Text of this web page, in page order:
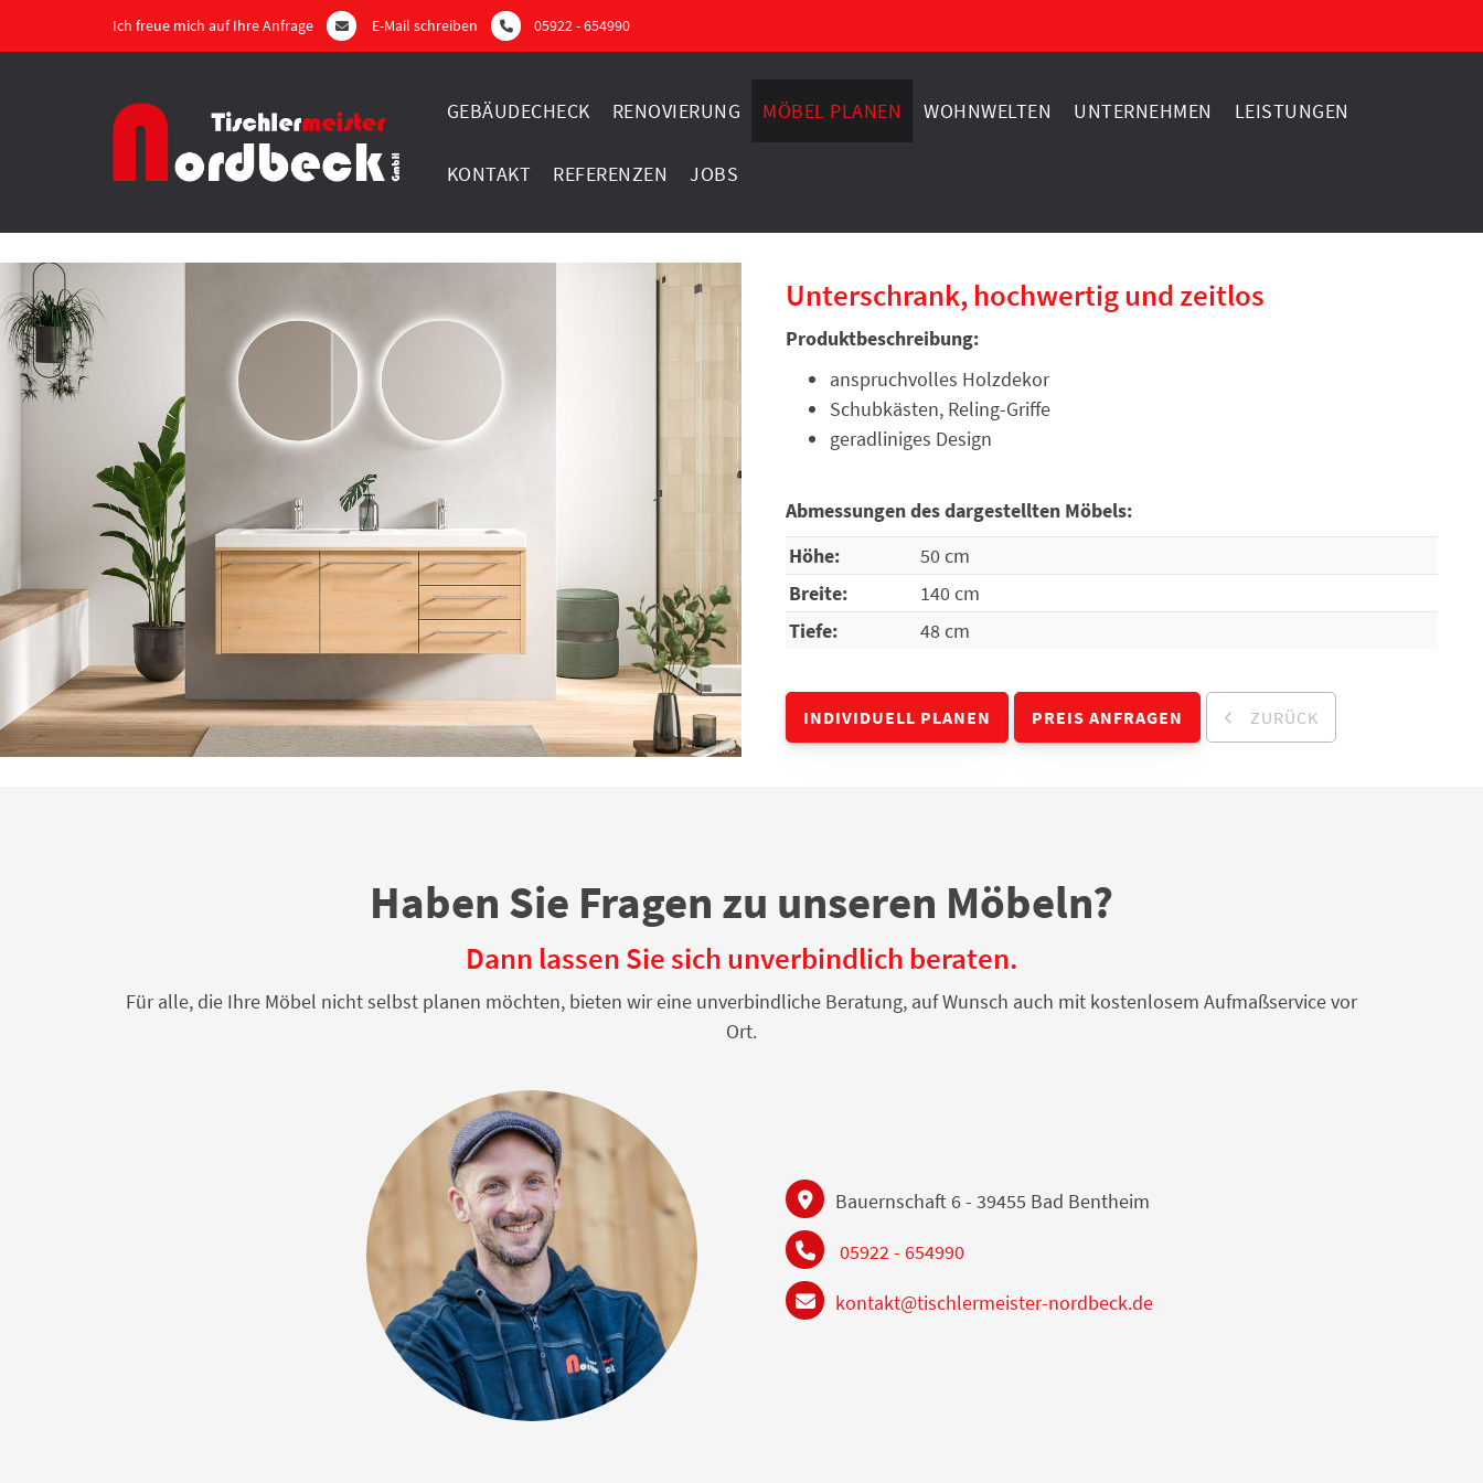
Ich freue mich auf Ihre Anfrage E-Mail schreiben 05922 - 654990
GEBÄUDECHECK RENOVIERUNG MÖBEL PLANEN WOHNWELTEN UNTERNEHMEN LEISTUNGEN
KONTAKT REFERENZEN JOBS
Unterschrank, hochwertig und zeitlos
Produktbeschreibung:
anspruchvolles Holzdekor
Schubkästen, Reling-Griffe
geradliniges Design
Abmessungen des dargestellten Möbels:
Höhe:
50 cm
Breite:
140 cm
Tiefe:
48 cm
INDIVIDUELL PLANEN PREIS ANFRAGEN ZURÜCK
Haben Sie Fragen zu unseren Möbeln?
Dann lassen Sie sich unverbindlich beraten.
Für alle, die Ihre Möbel nicht selbst planen möchten, bieten wir eine unverbindliche Beratung, auf Wunsch auch mit kostenlosem Aufmaßservice vor
Ort.
Bauernschaft 6 - 39455 Bad Bentheim
05922 - 654990
kontakt@tischlermeister-nordbeck.de